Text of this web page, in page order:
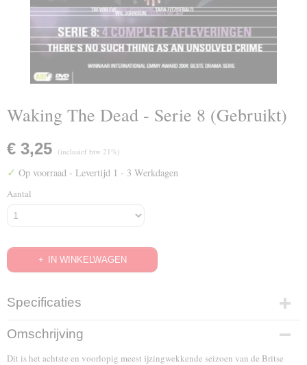
Waking The Dead - Serie 8 (Gebruikt)
€ 3,25 (inclusief btw 21%)
✓ Op voorraad - Levertijd 1 - 3 Werkdagen
Aantal
IN WINKELWAGEN
Specificaties
EAN code
8717344739467
Omschrijving
Dit is het achtste en voorlopig meest ijzingwekkende seizoen van de Britse